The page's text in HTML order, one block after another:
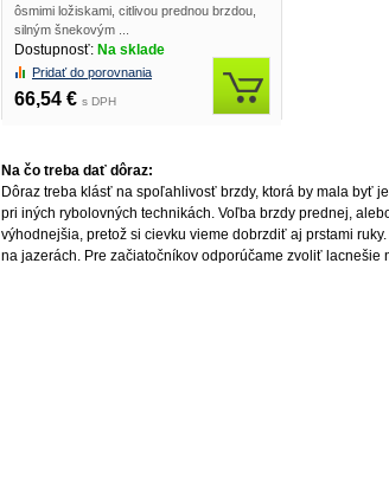
ôsmimi ložiskami, citlivou prednou brzdou,
silným šnekovým ...
Dostupnosť: Na sklade
Pridať do porovnania
66,54 € s DPH
Na čo treba dať dôraz:
Dôraz treba klásť na spoľahlivosť brzdy, ktorá by mala byť
pri iných rybolovných technikách. Voľba brzdy prednej,
výhodnejšia, pretož si cievku vieme dobrzdiť aj prstami
na jazerách. Pre začiatočníkov odporúčame zvoliť lacnešie